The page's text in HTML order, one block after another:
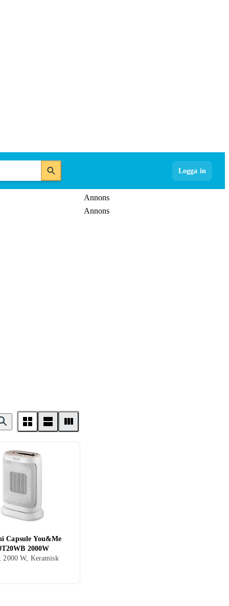
Logga in
Annons
Annons
Capsule You&Me
2000W
2000 W, Keramisk